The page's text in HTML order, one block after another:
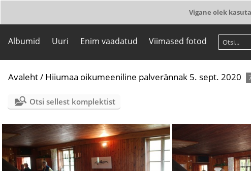
Vigane olek
Albumid Uuri Enim vaadatud Viimased fotod
Avaleht/ Hiiumaa oikumeeniline palverännak 5. sept. 2020
Otsi sellest komplektist